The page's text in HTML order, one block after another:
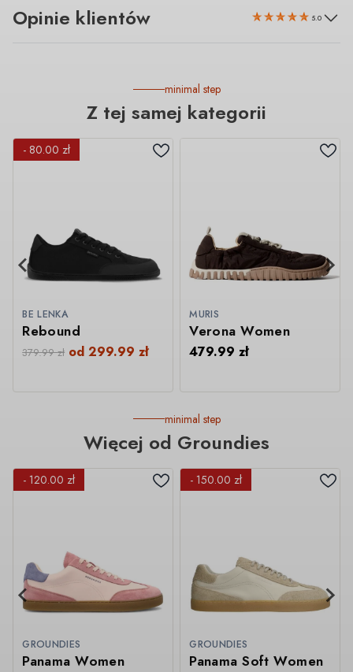
Opinie klientów 5.0
minimal step
Z tej samej kategorii
- 80.00 zł
BE LENKA
Rebound
379.99zł od299.99zł
MURIS
Verona Women
479.99zł
minimal step
Więcej od Groundies
- 120.00 zł
GROUNDIES
Panama Women
- 150.00 zł
GROUNDIES
Panama Soft Women